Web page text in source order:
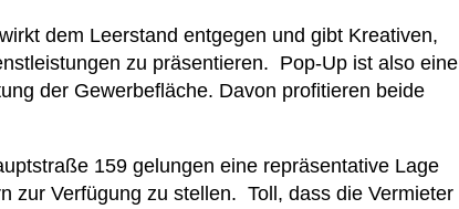
dem Leerstand entgegen und gibt Kreativen,
zu präsentieren. Pop-Up ist also eine
der Gewerbefläche. Davon profitieren beide
159 gelungen eine repräsentative Lage
zur Verfügung zu stellen. Toll, dass die Vermieter